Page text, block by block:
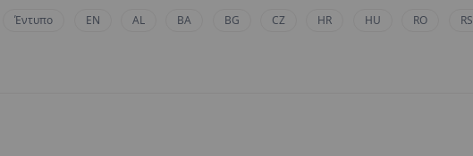
Έντυπο EN AL BA BG CZ HR HU RO RS